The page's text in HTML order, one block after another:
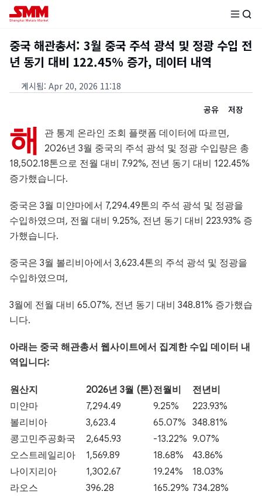
중국 해관총서: 3월 중국 주석 광석 및 정광 수입 전
년 동기 대비 122.45% 증가, 데이터 내역
게시됨: Apr 20, 2026 11:18
공유
저장
해
관 통계 온라인 조회 플랫폼 데이터에 따르면,
2026년 3월 중국의 주석 광석 및 정광 수입량은 총
18,502.18톤으로 전월 대비 7.92%, 전년 동기 대비 122.45%
증가했습니다.
중국은 3월 미얀마에서 7,294.49톤의 주석 광석 및 정광을
수입하였으며, 전월 대비 9.25%, 전년 동기 대비 223.93% 증
가했습니다.
중국은 3월 볼리비아에서 3,623.4톤의 주석 광석 및 정광을
수입하였으며,
3월에 전월 대비 65.07%, 전년 동기 대비 348.81% 증가했습
니다.
아래는 중국 해관총서 웹사이트에서 집계한 수입 데이터 내
역입니다:
원산지 2026년 3월 (톤)전월비
전년비
미얀마
7,294.49 9.25%
223.93%
볼리비아
3,623.4 65.07% 348.81%
콩고민주공화국
2,645.93 -13.22% 9.07%
오스트레일리아
1,569.89 18.68%
43.86%
나이지리아
1,302.67 19.24%
18.03%
라오스
396.28 165.29% 734.28%